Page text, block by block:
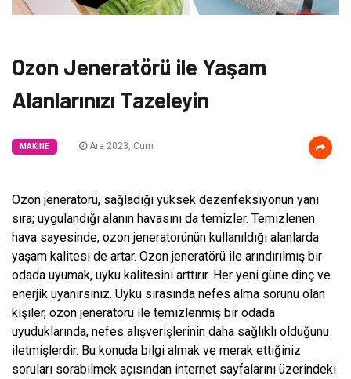
Ozon Jeneratörü ile Yaşam
Alanlarınızı Tazeleyin
MAKINE Ara 2023, Cum
Ozon jeneratörü, sağladığı yüksek dezenfeksiyonun yanı
sıra; uygulandığı alanın havasını da temizler. Temizlenen
hava sayesinde, ozon jeneratörünün kullanıldığı alanlarda
yaşam kalitesi de artar. Ozon jeneratörü ile arındırılmış bir
odada uyumak, uyku kalitesini arttırır. Her yeni güne dinç ve
enerjik uyanırsınız. Uyku sırasında nefes alma sorunu olan
kişiler, ozon jeneratörü ile temizlenmiş bir odada
uyuduklarında, nefes alışverişlerinin daha sağlıklı olduğunu
iletmişlerdir. Bu konuda bilgi almak ve merak ettiğiniz
soruları sorabilmek açısından internet sayfalarını üzerindeki